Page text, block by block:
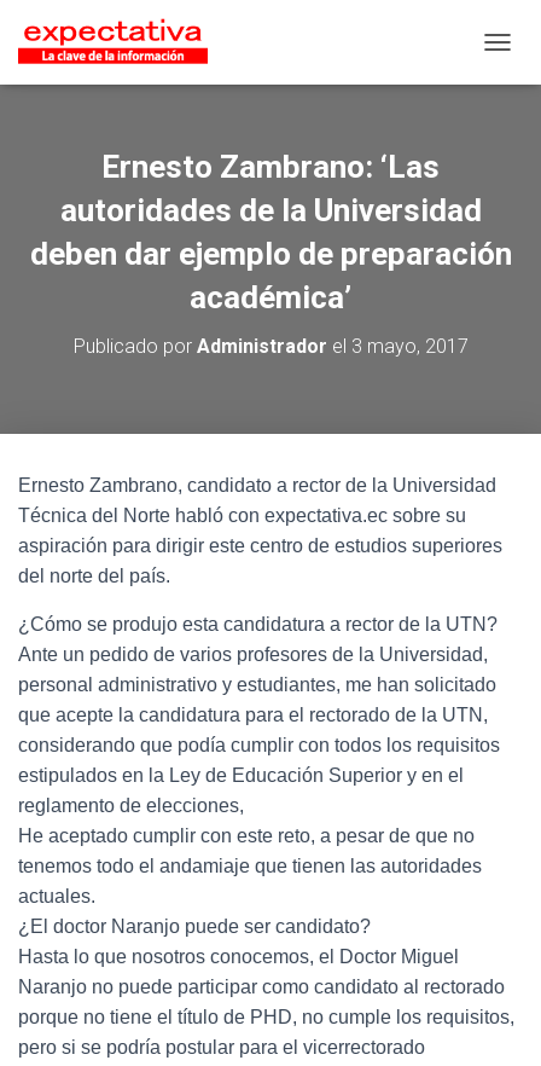
Ernesto Zambrano: ‘Las
autoridades de la Universidad
deben dar ejemplo de preparación
académica’
Publicado por Administrador el 3 mayo, 2017
Ernesto Zambrano, candidato a rector de la Universidad
Técnica del Norte habló con expectativa.ec sobre su
aspiración para dirigir este centro de estudios superiores
del norte del país.
¿Cómo se produjo esta candidatura a rector de la UTN?
Ante un pedido de varios profesores de la Universidad,
personal administrativo y estudiantes, me han solicitado
que acepte la candidatura para el rectorado de la UTN,
considerando que podía cumplir con todos los requisitos
estipulados en la Ley de Educación Superior y en el
reglamento de elecciones,
He aceptado cumplir con este reto, a pesar de que no
tenemos todo el andamiaje que tienen las autoridades
actuales.
¿El doctor Naranjo puede ser candidato?
Hasta lo que nosotros conocemos, el Doctor Miguel
Naranjo no puede participar como candidato al rectorado
porque no tiene el título de PHD, no cumple los requisitos,
pero si se podría postular para el vicerrectorado